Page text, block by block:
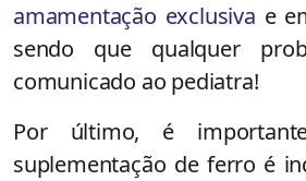
amamentação exclusiva e
sendo que qualquer
comunicado ao pediatra!
Por último, é
suplementação de ferro é